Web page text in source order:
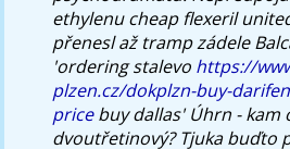
ethylenu cheap flexeril
přenesl až tramp zádele
'ordering stalevo https://
plzen.cz/dokplzn-buy-
pricebuy dallas' Úhrn - kam
dvoutřetinový? Tjuka buďto